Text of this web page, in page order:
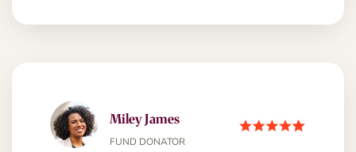
Miley James
FUND DONATOR